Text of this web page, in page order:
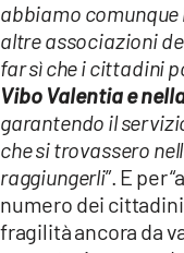
abbiamo comunque
altre associazioni
far sì che i cittadini
Vibo Valentia e
garantendo il
che si trovassero
raggiungerli”. E per
numero dei
fragilità ancora da